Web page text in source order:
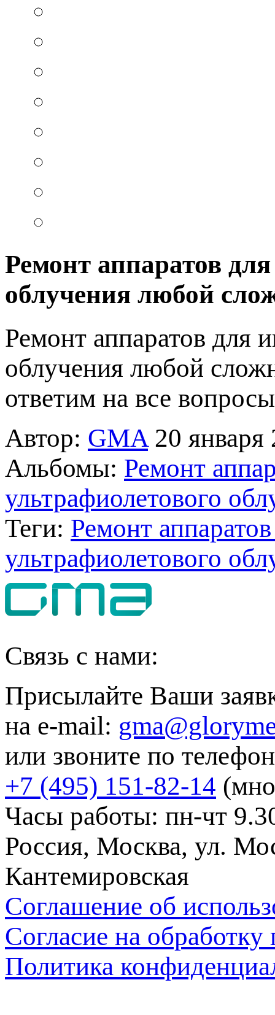
Ремонт аппаратов
облучения любой
Ремонт аппаратов для
облучения любой
ответим на все
Автор: GMA20 января
Альбомы: Ремонт
ультрафиолетового
Теги: Ремонт
ультрафиолетового
Связь с нами:
Присылайте Ваши
на e-mail:
или звоните по
+7 (495) 151-82-14
Часы работы: пн-чт
Россия, Москва, ул.
Кантемировская
Соглашение об
Согласие на
Политика